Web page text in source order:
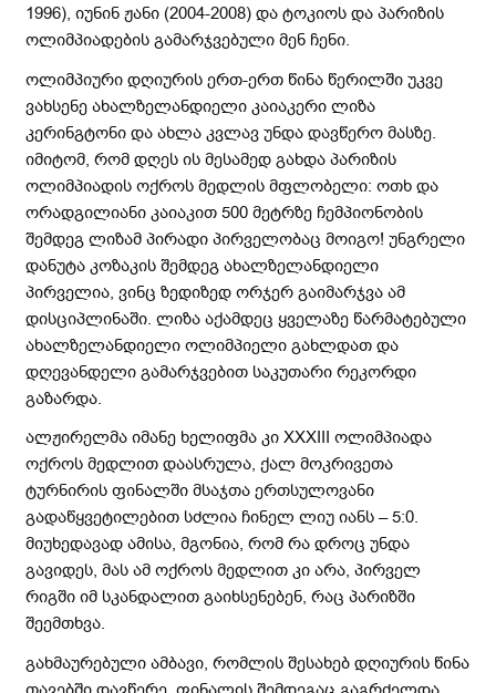
1996), იუნინ ჟანი (2004-2008) და ტოკიოს და პარიზის
ოლიმპიადების გამარჯვებული მენ ჩენი.
ოლიმპიური დღიურის ერთ-ერთ წინა წერილში უკვე
ვახსენე ახალზელანდიელი კაიაკერი ლიზა
კერინგტონი და ახლა კვლავ უნდა დავწერო მასზე.
იმიტომ, რომ დღეს ის მესამედ გახდა პარიზის
ოლიმპიადის ოქროს მედლის მფლობელი: ოთხ და
ორადგილიანი კაიაკით 500 მეტრზე ჩემპიონობის
შემდეგ ლიზამ პირადი პირველობაც მოიგო! უნგრელი
დანუტა კოზაკის შემდეგ ახალზელანდიელი
პირველია, ვინც ზედიზედ ორჯერ გაიმარჯვა ამ
დისციპლინაში. ლიზა აქამდეც ყველაზე წარმატებული
ახალზელანდიელი ოლიმპიელი გახლდათ და
დღევანდელი გამარჯვებით საკუთარი რეკორდი
გაზარდა.
ალჟირელმა იმანე ხელიფმა კი XXXIII ოლიმპიადა
ოქროს მედლით დაასრულა, ქალ მოკრივეთა
ტურნირის ფინალში მსაჯთა ერთსულოვანი
გადაწყვეტილებით სძლია ჩინელ ლიუ იანს – 5:0.
მიუხედავად ამისა, მგონია, რომ რა დროც უნდა
გავიდეს, მას ამ ოქროს მედლით კი არა, პირველ
რიგში იმ სკანდალით გაიხსენებენ, რაც პარიზში
შეემთხვა.
გახმაურებული ამბავი, რომლის შესახებ დღიურის წინა